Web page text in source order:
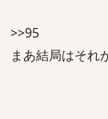
>>95
まあ結局はそれ